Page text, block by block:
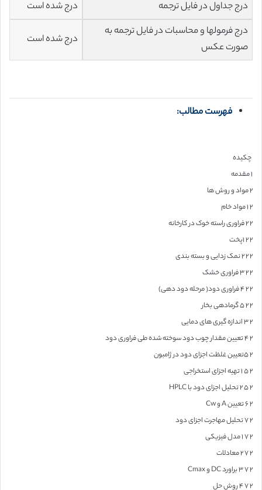
درج جداول در فایل ترجمه
درج شده است
درج فرمولها و محاسبات در فایل ترجمه به
صورت عکس
درج شده است
فهرست مطالب:
چکیده
۱ مقدمه
۲ مواد و روش ها
۲ ۱ مواد خام
۲ ۲ فراوری راسته خوک در کارخانه
۲ ۲ ۱پخت
۲ ۲ ۲ نمک زدایی و بسته بندی
۲ ۲ ۳ فراوری خشک
۲ ۲ ۴ فراوری دود( مرحله دود دهی)
۲ ۲ ۵ گرمادهی بخار
۲ ۳ اندازه گیری های دمایی
۲ ۴ تعیین مقدار چوب دود سوخته شده طی فراوری دود
۲ ۵تعیین غلظت اجزای دود در ژامبون
۲ ۵ ۱ تهیه اجزای استخراجی
۲ ۵ ۲ تحلیل اجزای دود با HPLC
۲ ۶ تعیین A و Cw
۲ ۷ تحلیل مهاجرت اجزای دود
۲ ۷ ۱ مدل فیزیکی
۲ ۷ ۲ معادلات
۲ ۷ ۳ براورد DC و Cmax
۲ ۷ ۴ روش حل